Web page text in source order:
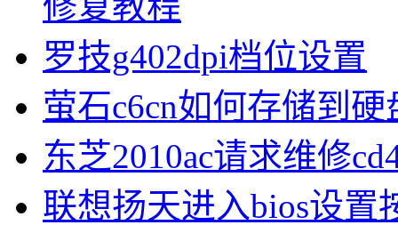
罗技g402dpi档位设置
萤石c6cn如何存储到硬
东芝2010ac请求维修
联想扬天进入bios设置